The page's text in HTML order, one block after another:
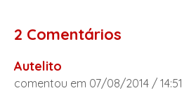
2 Comentários
Autelito
comentou em 07/08/2014 / 14:51